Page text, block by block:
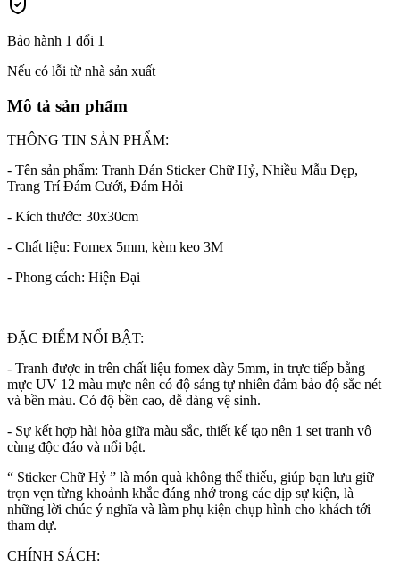
Bảo hành 1 đổi 1
Nếu có lỗi từ nhà sản xuất
Mô tả sản phẩm
THÔNG TIN SẢN PHẨM:
- Tên sản phẩm: Tranh Dán Sticker Chữ Hỷ, Nhiều Mẫu Đẹp,
Trang Trí Đám Cưới, Đám Hỏi
- Kích thước: 30x30cm
- Chất liệu: Fomex 5mm, kèm keo 3M
- Phong cách: Hiện Đại
ĐẶC ĐIỂM NỔI BẬT:
- Tranh được in trên chất liệu fomex dày 5mm, in trực tiếp bằng
mực UV 12 màu mực nên có độ sáng tự nhiên đảm bảo độ sắc nét
và bền màu. Có độ bền cao, dễ dàng vệ sinh.
- Sự kết hợp hài hòa giữa màu sắc, thiết kế tạo nên 1 set tranh vô
cùng độc đáo và nổi bật.
“ Sticker Chữ Hỷ ” là món quà không thể thiếu, giúp bạn lưu giữ
trọn vẹn từng khoảnh khắc đáng nhớ trong các dịp sự kiện, là
những lời chúc ý nghĩa và làm phụ kiện chụp hình cho khách tới
tham dự.
CHÍNH SÁCH: